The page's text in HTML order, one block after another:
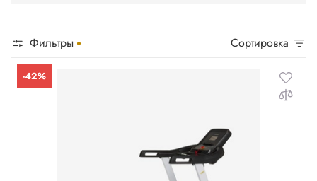
Фильтры Сортировка
-42%